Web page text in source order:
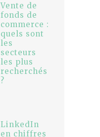
Vente de
fonds de
commerce :
quels sont
les
secteurs
les plus
recherchés
?
LinkedIn
en chiffres